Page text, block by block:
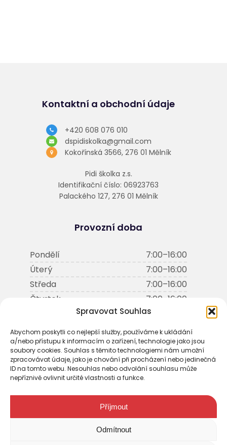
Spravovat Souhlas
Abychom poskytli co nejlepší služby, používáme k ukládání
a/nebo přístupu k informacím o zařízení, technologie jako jsou
soubory cookies. Souhlas s těmito technologiemi nám umožní
zpracovávat údaje, jako je chování při procházení nebo jedinečná
ID na tomto webu. Nesouhlas nebo odvolání souhlasu může
nepříznivě ovlivnit určité vlastnosti a funkce.
Příjmout
Odmítnout
Kontaktní a obchodní údaje
+420 608 076 010
dspidiskolka@gmail.com
Kokořínská 3566, 276 01 Mělník
Pidi školka z.s.
Identifikační číslo: 06923763
Palackého 127, 276 01 Mělník
Provozní doba
Pondělí
7:00–16:00
Úterý
7:00–16:00
Středa
7:00–16:00
Čtvrtek
7:00–16:00
7:00–16:00
Sobota, Neděle
zavřeno
© 2026, Všechna práva vyhrazena